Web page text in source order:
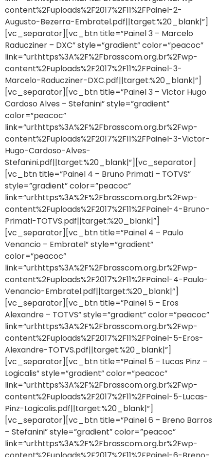
content%2Fuploads%2F2017%2F11%2FPainel-2-
Augusto-Bezerra-Embratel.pdf||target:%20_blank|”]
[vc_separator][vc_btn title=”Painel 3 – Marcelo
Raducziner – DXC” style=”gradient” color=”peacoc”
link=”url:https%3A%2F%2Fbrasscom.org.br%2Fwp-
content%2Fuploads%2F2017%2F11%2FPainel-3-
Marcelo-Raducziner-DXC.pdf||target:%20_blank|”]
[vc_separator][vc_btn title=”Painel 3 – Victor Hugo
Cardoso Alves – Stefanini” style=”gradient”
color=”peacoc”
link=”url:https%3A%2F%2Fbrasscom.org.br%2Fwp-
content%2Fuploads%2F2017%2F11%2FPainel-3-Victor-
Hugo-Cardoso-Alves-
Stefanini.pdf||target:%20_blank|”][vc_separator]
[vc_btn title=”Painel 4 – Bruno Primati – TOTVS”
style=”gradient” color=”peacoc”
link=”url:https%3A%2F%2Fbrasscom.org.br%2Fwp-
content%2Fuploads%2F2017%2F11%2FPainel-4-Bruno-
Primati-TOTVS.pdf||target:%20_blank|”]
[vc_separator][vc_btn title=”Painel 4 – Paulo
Venancio – Embratel” style=”gradient”
color=”peacoc”
link=”url:https%3A%2F%2Fbrasscom.org.br%2Fwp-
content%2Fuploads%2F2017%2F11%2FPainel-4-Paulo-
Venancio-Embratel.pdf||target:%20_blank|”]
[vc_separator][vc_btn title=”Painel 5 – Eros
Alexandre – TOTVS” style=”gradient” color=”peacoc”
link=”url:https%3A%2F%2Fbrasscom.org.br%2Fwp-
content%2Fuploads%2F2017%2F11%2FPainel-5-Eros-
Alexandre-TOTVS.pdf||target:%20_blank|”]
[vc_separator][vc_btn title=”Painel 5 – Lucas Pinz –
Logicalis” style=”gradient” color=”peacoc”
link=”url:https%3A%2F%2Fbrasscom.org.br%2Fwp-
content%2Fuploads%2F2017%2F11%2FPainel-5-Lucas-
Pinz-Logicalis.pdf||target:%20_blank|”]
[vc_separator][vc_btn title=”Painel 6 – Breno Barros
– Stefanini” style=”gradient” color=”peacoc”
link=”url:https%3A%2F%2Fbrasscom.org.br%2Fwp-